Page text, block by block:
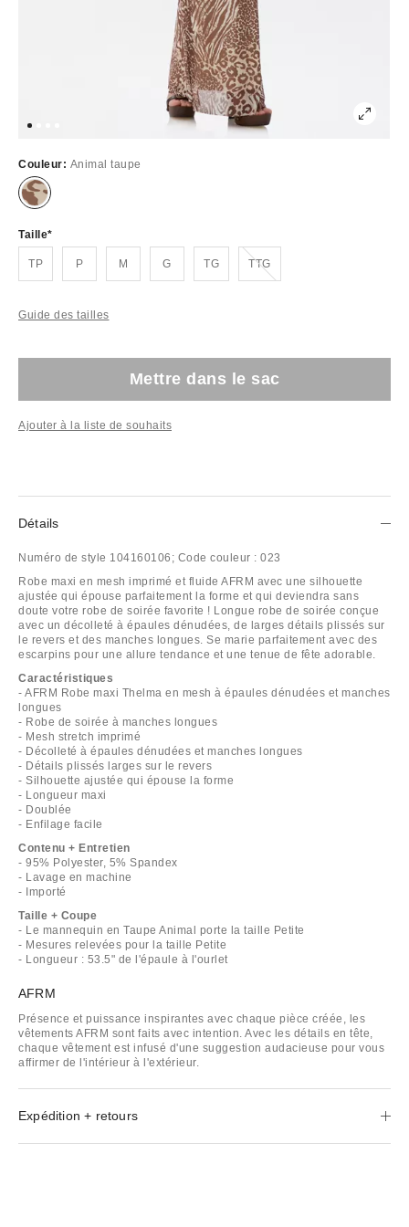
Couleur: Animal taupe
Taille
TP P M G TG TTGÉpuisé
Guide des tailles
Mettre dans le sac
Ajouter à la liste de souhaits
Détails
Numéro de style 104160106; Code couleur : 023
Robe maxi en mesh imprimé et fluide AFRM avec une silhouette
ajustée qui épouse parfaitement la forme et qui deviendra sans
doute votre robe de soirée favorite ! Longue robe de soirée conçue
avec un décolleté à épaules dénudées, de larges détails plissés sur
le revers et des manches longues. Se marie parfaitement avec des
escarpins pour une allure tendance et une tenue de fête adorable.
Caractéristiques
- AFRM Robe maxi Thelma en mesh à épaules dénudées et manches
longues
- Robe de soirée à manches longues
- Mesh stretch imprimé
- Décolleté à épaules dénudées et manches longues
- Détails plissés larges sur le revers
- Silhouette ajustée qui épouse la forme
- Longueur maxi
- Doublée
- Enfilage facile
Contenu + Entretien
- 95% Polyester, 5% Spandex
- Lavage en machine
- Importé
Taille + Coupe
- Le mannequin en Taupe Animal porte la taille Petite
- Mesures relevées pour la taille Petite
- Longueur : 53.5" de l'épaule à l'ourlet
AFRM
Présence et puissance inspirantes avec chaque pièce créée, les
vêtements AFRM sont faits avec intention. Avec les détails en tête,
chaque vêtement est infusé d'une suggestion audacieuse pour vous
affirmer de l'intérieur à l'extérieur.
Expédition + retours